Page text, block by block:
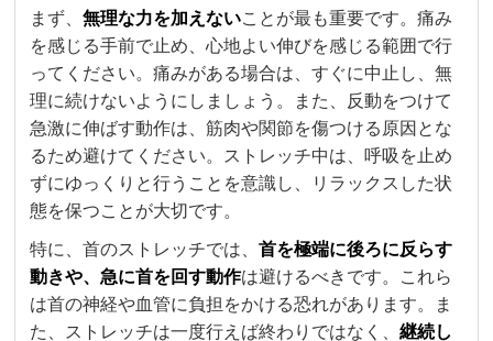
まず、無理な力を加えないことが最も重要です。痛み
を感じる手前で止め、心地よい伸びを感じる範囲で行
ってください。痛みがある場合は、すぐに中止し、無
理に続けないようにしましょう。また、反動をつけて
急激に伸ばす動作は、筋肉や関節を傷つける原因とな
るため避けてください。ストレッチ中は、呼吸を止め
ずにゆっくりと行うことを意識し、リラックスした状
態を保つことが大切です。
特に、首のストレッチでは、首を極端に後ろに反らす
動きや、急に首を回す動作は避けるべきです。これら
は首の神経や血管に負担をかける恐れがあります。ま
た、ストレッチは一度行えば終わりではなく、継続し